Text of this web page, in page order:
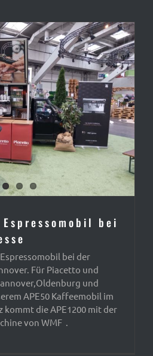
bei
bei der
Für Piacetto und
und
APE50 Kaffeemobil im
kommt die APE1200 mit der
von WMF .